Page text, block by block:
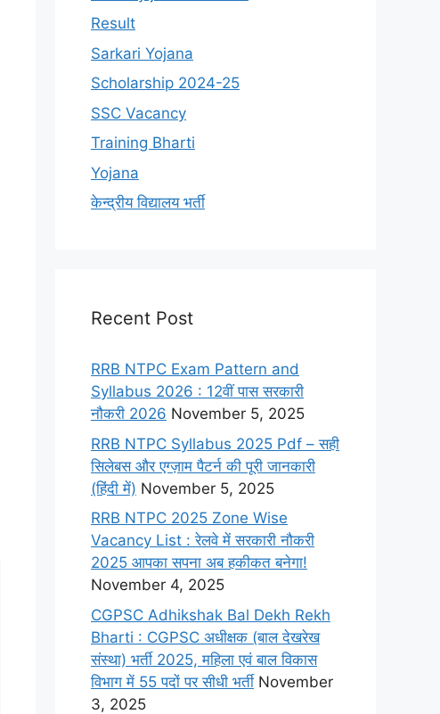
Result
Sarkari Yojana
Scholarship 2024-25
SSC Vacancy
Training Bharti
Yojana
केन्द्रीय विद्यालय भर्ती
Recent Post
RRB NTPC Exam Pattern and
Syllabus 2026 : 12वीं पास सरकारी
नौकरी 2026 November 5, 2025
RRB NTPC Syllabus 2025 Pdf – सही
सिलेबस और एग्ज़ाम पैटर्न की पूरी जानकारी
(हिंदी में) November 5, 2025
RRB NTPC 2025 Zone Wise
Vacancy List : रेलवे में सरकारी नौकरी
2025 आपका सपना अब हकीकत बनेगा!
November 4, 2025
CGPSC Adhikshak Bal Dekh Rekh
Bharti : CGPSC अधीक्षक (बाल देखरेख
संस्था) भर्ती 2025, महिला एवं बाल विकास
विभाग में 55 पदों पर सीधी भर्ती November
3, 2025